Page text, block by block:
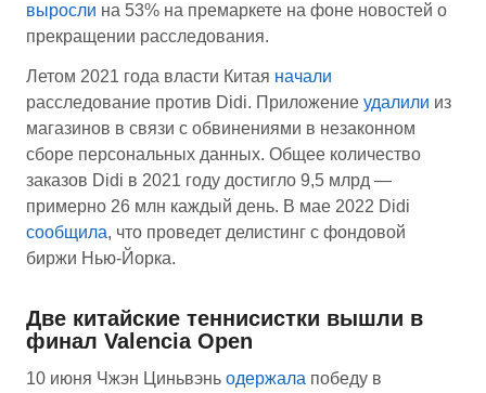
выросли на 53% на премаркете на фоне новостей о
прекращении расследования.
Летом 2021 года власти Китая начали
расследование против Didi. Приложение удалили из
магазинов в связи с обвинениями в незаконном
сборе персональных данных. Общее количество
заказов Didi в 2021 году достигло 9,5 млрд —
примерно 26 млн каждый день. В мае 2022 Didi
сообщила, что проведет делистинг с фондовой
биржи Нью-Йорка.
Две китайские теннисистки вышли в
финал Valencia Open
10 июня Чжэн Циньвэнь одержала победу в